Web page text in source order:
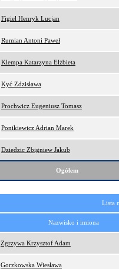
Figiel Henryk Lucjan
Rumian Antoni Paweł
Klempa Katarzyna Elżbieta
Kyć Zdzisława
Prochwicz Eugeniusz Tomasz
Ponikiewicz Adrian Marek
Dziedzic Zbigniew Jakub
Ogółem
Lista
Nazwisko i imiona
Zgrzywa Krzysztof Adam
Gorzkowska Wiesława